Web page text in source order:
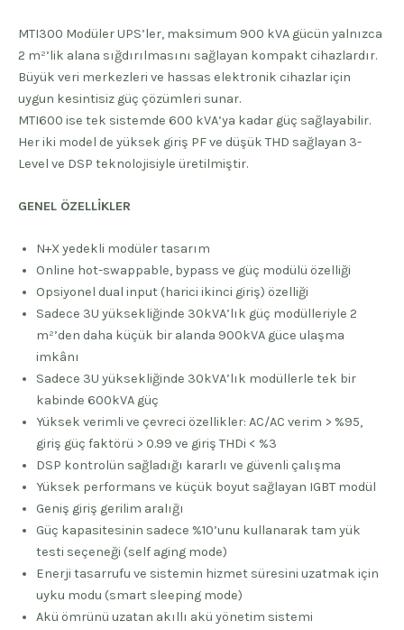
MTI300 Modüler UPS’ler, maksimum 900 kVA gücün yalnızca
2 m²’lik alana sığdırılmasını sağlayan kompakt cihazlardır.
Büyük veri merkezleri ve hassas elektronik cihazlar için
uygun kesintisiz güç çözümleri sunar.
MTI600 ise tek sistemde 600 kVA’ya kadar güç sağlayabilir.
Her iki model de yüksek giriş PF ve düşük THD sağlayan 3-
Level ve DSP teknolojisiyle üretilmiştir.
GENEL ÖZELLİKLER
N+X yedekli modüler tasarım
Online hot-swappable, bypass ve güç modülü özelliği
Opsiyonel dual input (harici ikinci giriş) özelliği
Sadece 3U yüksekliğinde 30kVA’lık güç modülleriyle 2
m²’den daha küçük bir alanda 900kVA güce ulaşma
imkânı
Sadece 3U yüksekliğinde 30kVA’lık modüllerle tek bir
kabinde 600kVA güç
Yüksek verimli ve çevreci özellikler: AC/AC verim > %95,
giriş güç faktörü > 0.99 ve giriş THDi < %3
DSP kontrolün sağladığı kararlı ve güvenli çalışma
Yüksek performans ve küçük boyut sağlayan IGBT modül
Geniş giriş gerilim aralığı
Güç kapasitesinin sadece %10’unu kullanarak tam yük
testi seçeneği (self aging mode)
Enerji tasarrufu ve sistemin hizmet süresini uzatmak için
uyku modu (smart sleeping mode)
Akü ömrünü uzatan akıllı akü yönetim sistemi